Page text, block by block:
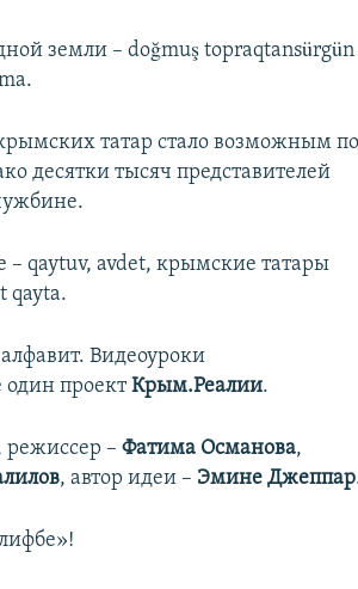
земли – doğmuş topraqtansürgün
татар стало возможным
десятки тысяч представителей
– qaytuv, avdet, крымские татары
qayta.
Видеоуроки
один проектКрым.Реалии.
режиссер –Фатима Османова,
, автор идеи – Эмине Джеппар